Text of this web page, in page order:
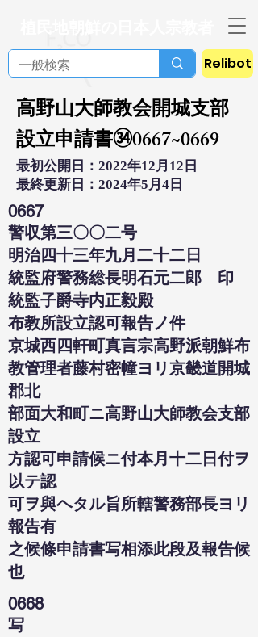
Relibot
高野山大師教会開城支部
設立申請書㉞0667~0669
最初公開日：2022年12月12日
最終更新日：2024年5月4日
0667
警収第三〇〇二号
明治四十三年九月二十二日
統監府警務総長明石元二郎 印
統監子爵寺内正毅殿
布教所設立認可報告ノ件
京城西四軒町真言宗高野派朝鮮布
教管理者藤村密幢ヨリ京畿道開城
郡北
部面大和町ニ高野山大師教会支部
設立
方認可申請候ニ付本月十二日付ヲ
以テ認
可ヲ與ヘタル旨所轄警務部長ヨリ
報告有
之候條申請書写相添此段及報告候
也
0668
写